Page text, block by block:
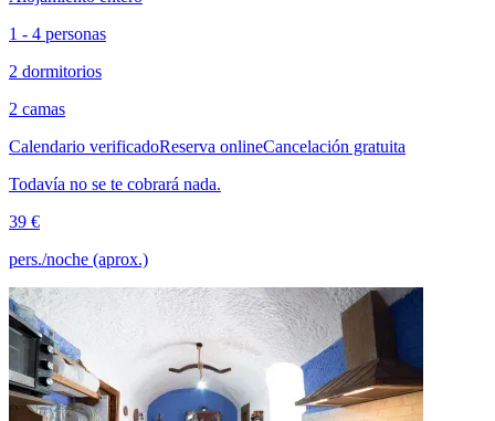
1 - 4 personas
2 dormitorios
2 camas
Calendario verificadoReserva onlineCancelación gratuita
Todavía no se te cobrará nada.
39 €
pers./noche (aprox.)